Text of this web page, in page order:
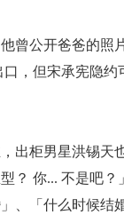
公开爸爸的照
，但宋承宪隐
柜男星洪锡天
？ 你... 不是吧
、「什么时候结